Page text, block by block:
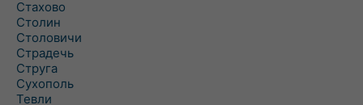
Стахово
Столин
Столовичи
Страдечь
Струга
Сухополь
Тевли